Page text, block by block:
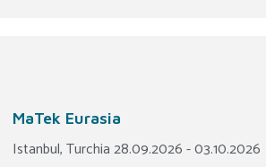
MaTek Eurasia
Istanbul, Turchia 28.09.2026 - 03.10.2026